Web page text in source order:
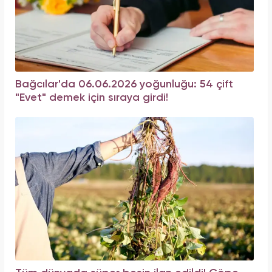
Bağcılar'da 06.06.2026 yoğunluğu: 54 çift
"Evet" demek için sıraya girdi!